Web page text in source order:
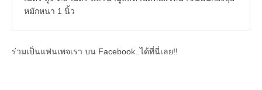
หมักหนา 1 นิ้ว
ร่วมเป็นแฟนเพจเรา บน Facebook..ได้ที่นี่เลย!!